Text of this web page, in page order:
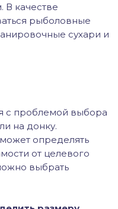
В качестве
рыболовные
сухари и
с проблемой выбора
на донку.
определять
от целевого
выбрать